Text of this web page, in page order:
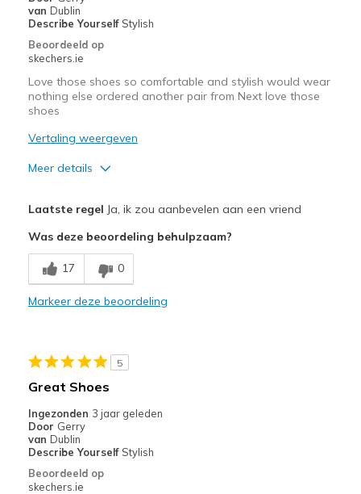
van Dublin
Describe Yourself Stylish
Beoordeeld op
skechers.ie
Love those shoes so comfortable and stylish would wear
nothing else ordered another pair from Next love those
shoes
Vertaling weergeven
Meer details
Breathe Well
Comfortable
Going Out
Laatste regel Ja, ik zou aanbevelen aan een vriend
Was deze beoordeling behulpzaam?
17 0
Markeer deze beoordeling
5
Great Shoes
Ingezonden 3 jaar geleden
Door Gerry
van Dublin
Describe Yourself Stylish
Beoordeeld op
skechers.ie